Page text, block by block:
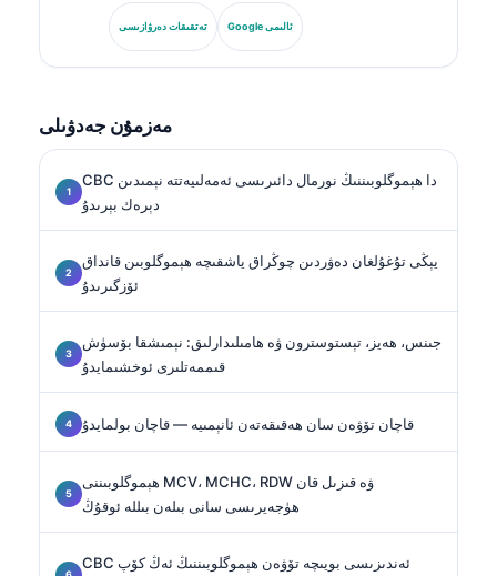
سابىق رەئىسى بولغان ئۇ دىئاگنوز گۇرۇپپا تەھلىلى،
بىئوماركىرنى ئۆلچەملەشتۈرۈش ۋە AI ياردەملىك تەجرىبىخانا
تەتقىقات دەرۋازىسى Google ئالىمى
مەزمۇن جەدۋىلى
CBC دا ھېموگلوبىننىڭ نورمال دائىرىسى ئەمەلىيەتتە نېمىدىن
دېرەك بېرىدۇ
يېڭى تۇغۇلغان دەۋردىن چوڭراق ياشقىچە ھېموگلوبىن قانداق
ئۆزگىرىدۇ
جىنس، ھەيز، تېستوسترون ۋە ھامىلىدارلىق: نېمىشقا بۆسۈش
قىممەتلىرى ئوخشىمايدۇ
قاچان تۆۋەن سان ھەقىقەتەن ئانېمىيە — قاچان بولمايدۇ
ھېموگلوبىننى MCV، MCHC، RDW ۋە قىزىل قان
ھۈجەيرىسى سانى بىلەن بىللە ئوقۇڭ
CBC ئەندىزىسى بويىچە تۆۋەن ھېموگلوبىننىڭ ئەڭ كۆپ